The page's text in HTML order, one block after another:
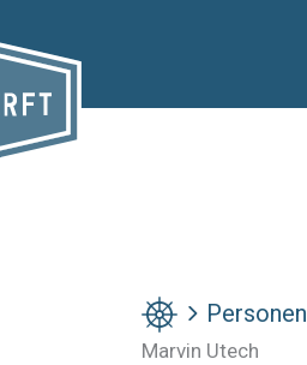
Personen
Marvin Utech